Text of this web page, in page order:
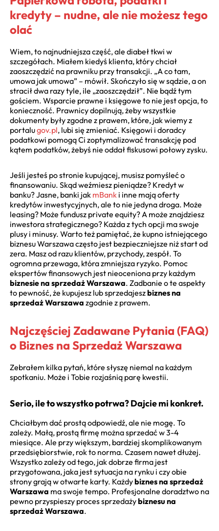
kredyty – nudne, ale nie możesz tego
olać
Wiem, to najnudniejsza część, ale diabeł tkwi w
szczegółach. Miałem kiedyś klienta, który chciał
zaoszczędzić na prawniku przy transakcji. „A co tam,
umowa jak umowa” – mówił. Skończyło się w sądzie, a on
stracił dwa razy tyle, ile „zaoszczędził”. Nie bądź tym
gościem. Wsparcie prawne i księgowe to nie jest opcja, to
konieczność. Prawnicy dopilnują, żeby wszystkie
dokumenty były zgodne z prawem, które, jak wiemy z
portalugov.pl, lubi się zmieniać. Księgowi i doradcy
podatkowi pomogą Ci zoptymalizować transakcję pod
kątem podatków, żebyś nie oddał fiskusowi połowy zysku.
Jeśli jesteś po stronie kupującej, musisz pomyśleć o
finansowaniu. Skąd weźmiesz pieniądze? Kredyt w
banku? Jasne, banki jak mBank i inne mają oferty
kredytów inwestycyjnych, ale to nie jedyna droga. Może
leasing? Może fundusz private equity? A może znajdziesz
inwestora strategicznego? Każda z tych opcji ma swoje
plusy i minusy. Warto też pamiętać, że kupno istniejącego
biznesu Warszawa często jest bezpieczniejsze niż start od
zera. Masz od razu klientów, przychody, zespół. To
ogromna przewaga, która zmniejsza ryzyko. Pomoc
ekspertów finansowych jest nieoceniona przy każdym
biznesie na sprzedaż Warszawa. Zadbanie o te aspekty
to pewność, że kupujesz lub sprzedajeszbiznes na
sprzedaż Warszawa zgodnie z prawem.
Najczęściej Zadawane Pytania (FAQ)
o Biznes na Sprzedaż Warszawa
Zebrałem kilka pytań, które słyszę niemal na każdym
spotkaniu. Może i Tobie rozjaśnią parę kwestii.
Serio, ile to wszystko potrwa? Dajcie mi konkret.
Chciałbym dać prostą odpowiedź, ale nie mogę. To
zależy. Małą, prostą firmę można sprzedać w 3-4
miesiące. Ale przy większym, bardziej skomplikowanym
przedsiębiorstwie, rok to norma. Czasem nawet dłużej.
Wszystko zależy od tego, jak dobrze firma jest
przygotowana, jaka jest sytuacja na rynku i czy obie
strony grają w otwarte karty. Każdybiznes na sprzedaż
Warszawa ma swoje tempo. Profesjonalne doradztwo na
pewno przyspieszy proces sprzedażybiznesu na
sprzedaż Warszawa.